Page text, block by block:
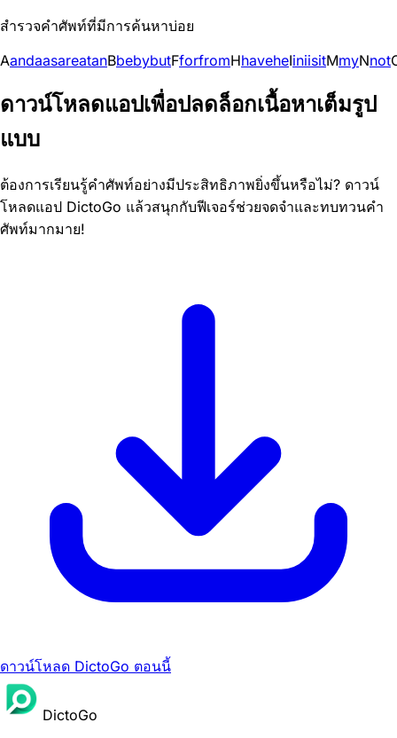
สำรวจคำศัพท์ที่มีการค้นหาบ่อย
AandaasareatanBbebybutFforfromHhaveheIiniisitMmyNnot
ดาวน์โหลดแอปเพื่อปลดล็อกเนื้อหาเต็มรูป
แบบ
ต้องการเรียนรู้คำศัพท์อย่างมีประสิทธิภาพยิ่งขึ้นหรือไม่? ดาวน์
โหลดแอป DictoGo แล้วสนุกกับฟีเจอร์ช่วยจดจำและทบทวนคำ
ศัพท์มากมาย!
ดาวน์โหลด DictoGo ตอนนี้
DictoGo